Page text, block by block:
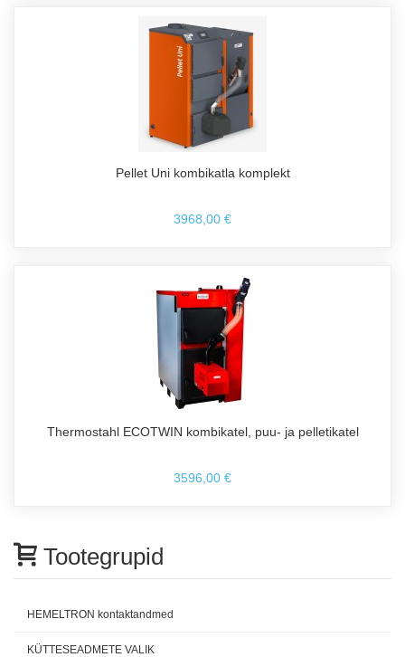
Pellet Uni kombikatla komplekt
3968,00 €
Thermostahl ECOTWIN kombikatel, puu- ja pelletikatel
3596,00 €
Tootegrupid
HEMELTRON kontaktandmed
KÜTTESEADMETE VALIK